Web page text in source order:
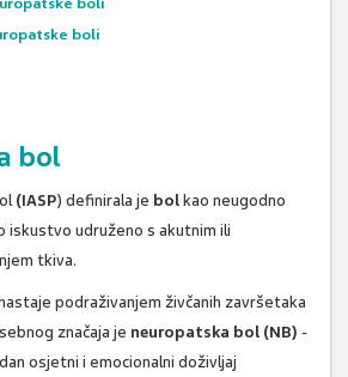
boli
boli
bol
(IASP) definirala je bolkao neugodno
iskustvo udruženo s akutnim ili
tkiva.
podraživanjem živčanih završetaka
značaja je neuropatska bol (NB) -
osjetni i emocionalni doživljaj